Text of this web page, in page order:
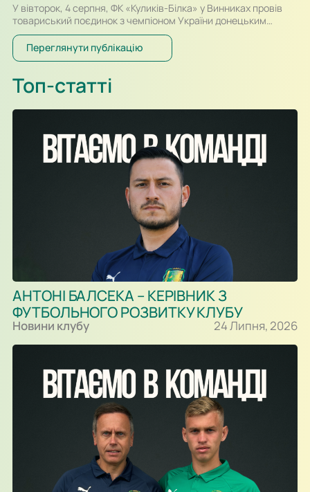
У вівторок, 4 серпня, ФК «Куликів-Білка» у Винниках провів
товариський поєдинок з чемпіоном України донецьким
«Шахтарем». Перший тайм спарингу, який відбувався у
форматі два тайми по 30-ть хвилин, проходив за переваги
гравців «Шахтаря», які більше контролювали м’яч і частіше
Олександра Караваєва м’яч потрапив у стійку воріт…
Переглянути публікацію
Топ-статті
АНТОНІ БАЛСЕКА – КЕРІВНИК З
ФУТБОЛЬНОГО РОЗВИТКУ КЛУБУ
Новини клубу 24 Липня, 2026